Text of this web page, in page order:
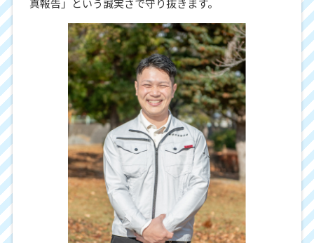
真報告」という誠実さで守り抜きます。